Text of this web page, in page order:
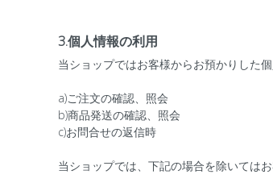
3.個人情報の利用
当ショップではお客様からお預かりした
a)ご注文の確認、照会
b)商品発送の確認、照会
c)お問合せの返信時
当ショップでは、下記の場合を除いては